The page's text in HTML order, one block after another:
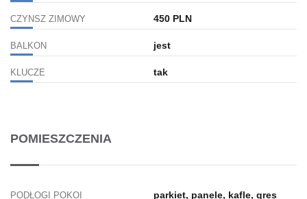
CZYNSZ ZIMOWY 450 PLN
BALKON jest
KLUCZE tak
POMIESZCZENIA
PODŁOGI POKOI parkiet, panele, kafle, gres